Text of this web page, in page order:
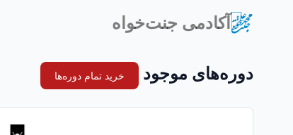
آکادمی جنت‌خواه
دوره‌های موجود خرید تمام دوره‌ها